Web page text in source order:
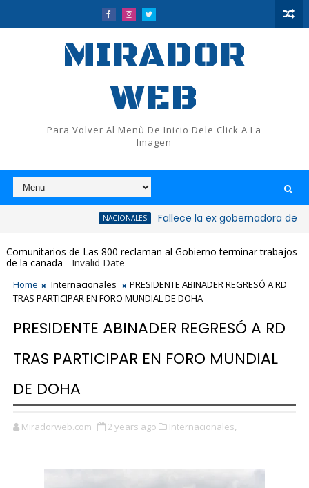
MIRADOR
WEB
Para Volver Al Menù De Inicio Dele Click A La
Imagen
Fallece la ex gobernadora de San
Comunitarios de Las 800 reclaman al Gobierno terminar trabajos
de la cañada - Invalid Date
Home Internacionales
PRESIDENTE ABINADER REGRESÓ A RD
TRAS PARTICIPAR EN FORO MUNDIAL DE DOHA
PRESIDENTE ABINADER REGRESÓ A RD
TRAS PARTICIPAR EN FORO MUNDIAL
DE DOHA
Miradorweb.com 2 years ago Internacionales,